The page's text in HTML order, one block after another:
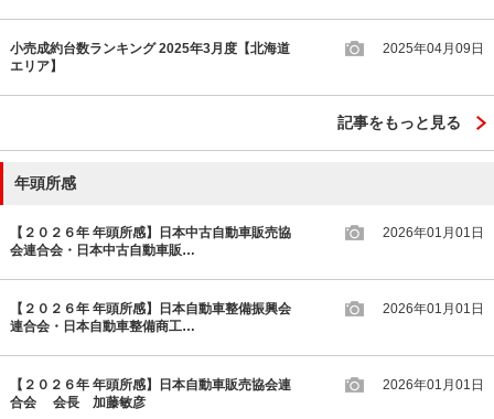
小売成約台数ランキング 2025年3月度【北海道
エリア】
2025年04月09日
記事をもっと見る
年頭所感
【２０２６年 年頭所感】日本中古自動車販売協
会連合会・日本中古自動車販…
2026年01月01日
【２０２６年 年頭所感】日本自動車整備振興会
連合会・日本自動車整備商工…
2026年01月01日
【２０２６年 年頭所感】日本自動車販売協会連
合会 会長 加藤敏彦
2026年01月01日